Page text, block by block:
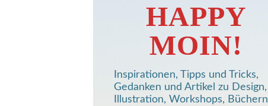
HAPPY
MOIN!
Inspirationen, Tipps und Tricks,
Gedanken und Artikel zu Design,
Illustration, Workshops, Büchern